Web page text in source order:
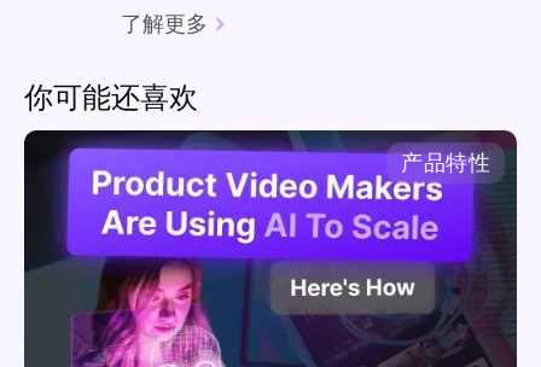
了解更多
你可能还喜欢
产品特性